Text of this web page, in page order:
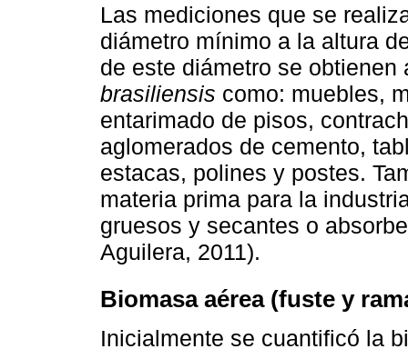
Las mediciones que se
diámetro mínimo a la altura
de este diámetro se
brasiliensis como: muebles,
entarimado de pisos,
aglomerados de cemento,
estacas, polines y postes.
materia prima para la
gruesos y secantes o
Aguilera, 2011).
Biomasa aérea (fuste y
Inicialmente se cuantificó la